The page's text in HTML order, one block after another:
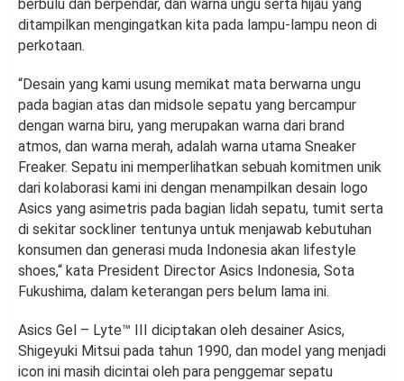
berbulu dan berpendar, dan warna ungu serta hijau yang
ditampilkan mengingatkan kita pada lampu-lampu neon di
perkotaan.
“Desain yang kami usung memikat mata berwarna ungu
pada bagian atas dan midsole sepatu yang bercampur
dengan warna biru, yang merupakan warna dari brand
atmos, dan warna merah, adalah warna utama Sneaker
Freaker. Sepatu ini memperlihatkan sebuah komitmen unik
dari kolaborasi kami ini dengan menampilkan desain logo
Asics yang asimetris pada bagian lidah sepatu, tumit serta
di sekitar sockliner tentunya untuk menjawab kebutuhan
konsumen dan generasi muda Indonesia akan lifestyle
shoes,“ kata President Director Asics Indonesia, Sota
Fukushima, dalam keterangan pers belum lama ini.
Asics Gel – Lyte™ III diciptakan oleh desainer Asics,
Shigeyuki Mitsui pada tahun 1990, dan model yang menjadi
icon ini masih dicintai oleh para penggemar sepatu